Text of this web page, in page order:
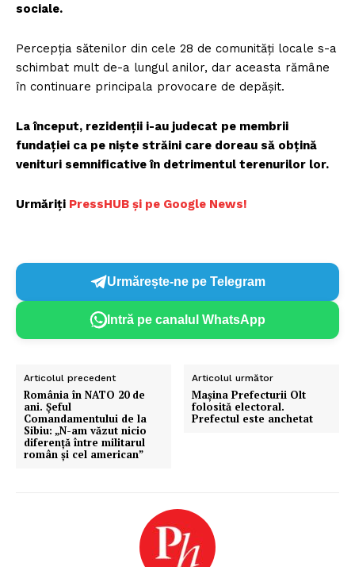
sociale.
Percepția sătenilor din cele 28 de comunități locale s-a
schimbat mult de-a lungul anilor, dar aceasta rămâne
în continuare principala provocare de depășit.
La început, rezidenții i-au judecat pe membrii
fundației ca pe niște străini care doreau să obțină
venituri semnificative în detrimentul terenurilor lor.
Urmăriți PressHUB și pe Google News!
Urmărește-ne pe Telegram
Intră pe canalul WhatsApp
Articolul precedent
România în NATO 20 de
ani. Șeful
Comandamentului de la
Sibiu: „N-am văzut nicio
diferenţă între militarul
român şi cel american”
Articolul următor
Mașina Prefecturii Olt
folosită electoral.
Prefectul este anchetat